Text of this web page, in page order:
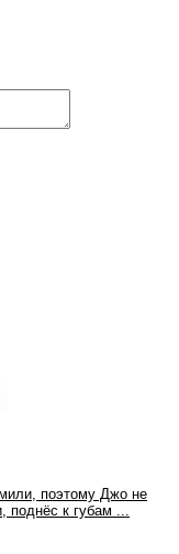
поэтому Джо не
поднёс к губам ...